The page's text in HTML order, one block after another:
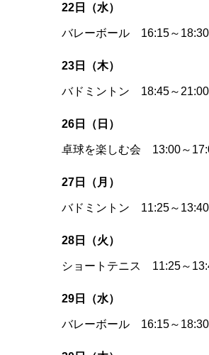
22日（水）
バレーボール 16:15～
23日（木）
バドミントン 18:45～
26日（日）
卓球を楽しむ会 13:00～
27日（月）
バドミントン 11:25～
28日（火）
ショートテニス 11:25～
29日（水）
バレーボール 16:15～